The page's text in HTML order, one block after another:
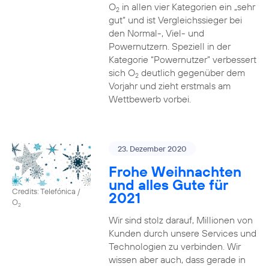
O2in allen vier Kategorien ein „sehr
gut“ und ist Vergleichssieger bei
den Normal-, Viel- und
Powernutzern. Speziell in der
Kategorie “Powernutzer” verbessert
sich O2deutlich gegenüber dem
Vorjahr und zieht erstmals am
Wettbewerb vorbei.
Credits: Telefónica /
O2
23. Dezember 2020
Frohe Weihnachten
und alles Gute für
2021
Wir sind stolz darauf, Millionen von
Kunden durch unsere Services und
Technologien zu verbinden. Wir
wissen aber auch, dass gerade in